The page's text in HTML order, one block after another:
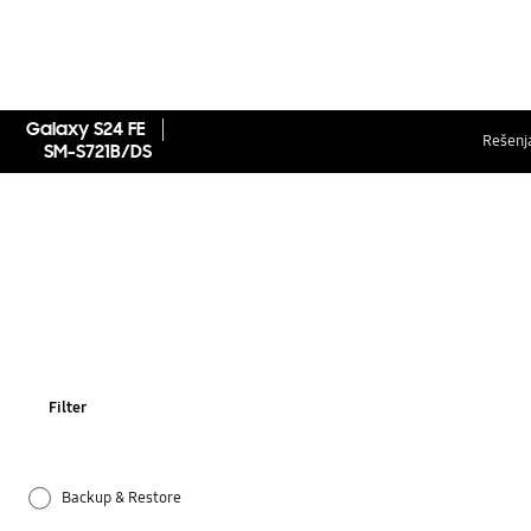
Galaxy S24 FE
SM-S721B/DS
Filter
Backup & Restore